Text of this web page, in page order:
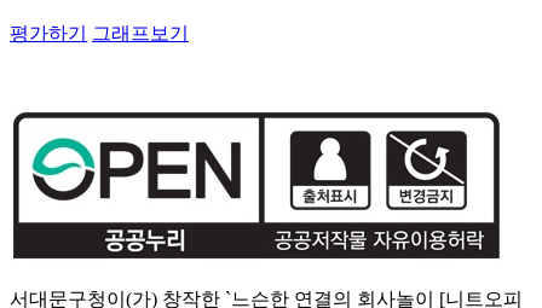
평가하기 그래프보기
서대문구청이(가) 창작한 `느슨한 연결의 회사놀이 [니트오피